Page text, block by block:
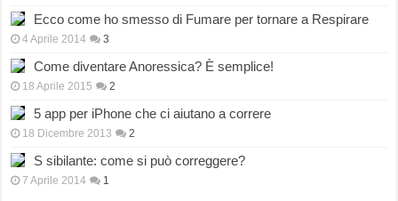
Ecco come ho smesso di Fumare per tornare a Respirare
4 Aprile 2014 3
Come diventare Anoressica? È semplice!
18 Aprile 2015 2
5 app per iPhone che ci aiutano a correre
18 Dicembre 2013 2
S sibilante: come si può correggere?
7 Aprile 2014 1